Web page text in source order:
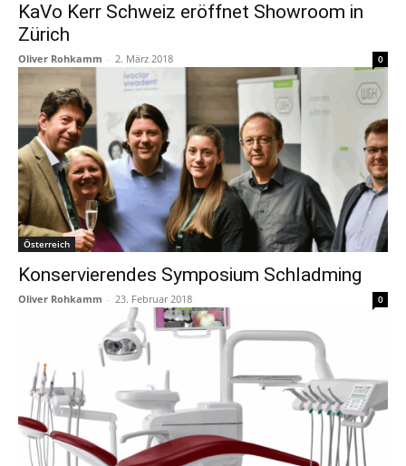
KaVo Kerr Schweiz eröffnet Showroom in
Zürich
Oliver Rohkamm - 2. März 2018 0
Österreich
Konservierendes Symposium Schladming
Oliver Rohkamm - 23. Februar 2018 0